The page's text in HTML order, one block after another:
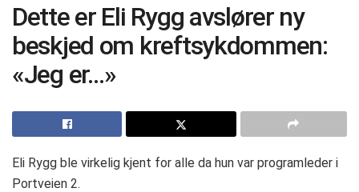
Dette er Eli Rygg avslører ny
beskjed om kreftsykdommen:
«Jeg er…»
Eli Rygg ble virkelig kjent for alle da hun var programleder i
Portveien 2.